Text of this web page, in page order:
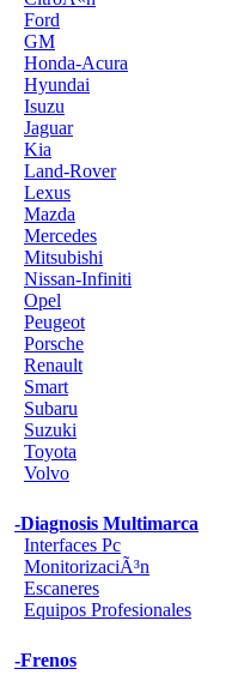
Ford
GM
Honda-Acura
Hyundai
Isuzu
Jaguar
Kia
Land-Rover
Lexus
Mazda
Mercedes
Mitsubishi
Nissan-Infiniti
Opel
Peugeot
Porsche
Renault
Smart
Subaru
Suzuki
Toyota
Volvo
-Diagnosis Multimarca
Interfaces Pc
MonitorizaciÃ³n
Escaneres
Equipos Profesionales
-Frenos